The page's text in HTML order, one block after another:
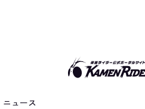
ニュース